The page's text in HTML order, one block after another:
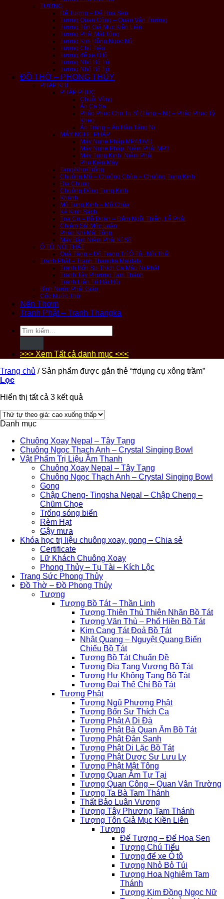
TƯỢNG
Đế Tượng – Đế Hoa Sen
Tượng Quan Công – Quan Vân Trường
Tượng Tôn Giả Mục Kiền Liên
Tượng Phật Mật Tông
Tượng Kim Đồng Ngọc Nữ
Tượng Chú Tiểu
Tượng để xe Ô tô
Tượng Nhỏ Bỏ Túi
Tượng Nhỏ Bỏ Túi
ĐỒ THỜ – PHONG THỦY
PHÁP KHÍ
PHÁP PHỤC
Chuỗi Vòng
Áo Cà Sa
Pháp Phục Cho Tu Sĩ (Tăng – Ni) – Pháp Phục Tỳ
Kheo
Áo Tràng – Áo Hậu Tăng Ni
MÁY NGHE PHÁP
Máy Nghe Pháp MP4/DVD
Máy Nghe Pháp, Niệm Phật MP3
Máy Tụng Kinh, Niệm Phật
Phụ Kiện Máy
Tang/Khơ/Trống
Chuông Mõ – Chuông Chùa – Chuông Tụng Kinh
Địa Chung
Chuông Đồng Tụng Kinh
Khánh
Mõ Tụng Kinh – Mõ Chùa
Kệ Kinh Sách
Tọa Cụ – Bồ Đoàn – Đệm Ngồi Thiền, Lễ Phật
Chiêm Sát Mộc Luân
Pháp Khí Mật Tông
Máy Bấm Niệm Phật Kí Số
Ô TÔ, NỘI THẤT
Quà Tặng – Đồ Trang Trí Ô Tô , Nội Thất
Tranh Phật – Tranh Thangka Maldala
Tranh Bổn Sư Thích Ca Mâu Ni Phật
Tranh Tây Phương Tam Thánh
Tranh Liên Trì Hải Hội
Bình Nước Phật Giáo
Cốc Nước Thờ
Nến Thơm
Tranh Phật – Tranh Thangka
Tìm
kiếm:
>>> Xem Tất cả danh mục <<<
Trang chủ /Sản phẩm được gắn thẻ “#dụng cụ xông trầm”
Lọc
Hiển thị tất cả 3 kết quả
Danh mục
Chuông Xoay Nepal – Tây Tạng
Chuông Ngọc Thạch Anh – Crystal Singing Bowl
Vật Phẩm Trị Liệu Âm Thanh
Chuông Xoay Nepal – Tây Tạng
Chuông Ngọc Thạch Anh – Crystal Singing Bowl
Gong
Chập Cheng- Tingsha Nepal – Chập Cheng –
Chũm Chọe
Trống sóng biển
Rèm Hạt
Gậy mưa
Khóa học trị liệu chuông xoay, gong – Chia sẻ
Certificate
Lữ Khách Chuông Xoay
Phong Thủy – Tụ Tài – Kích Lộc
Trang Sức Phong Thủy
Đồ Thờ – Đồ Phong Thủy
Tượng
Tượng Bồ Tát – Thần Linh
Tượng Thiên Thủ Thiên Nhãn Bồ Tát
Tượng Văn Thù – Phổ Hiền Bồ Tát
Kim Cang Tát Đoả Bồ Tát
Nhật Quang – Nguyệt Quang Biến
Chiếu Bồ Tát
Tượng Bồ Tát Chuẩn Đề
Tượng Địa Tạng Vương Bồ Tát
Tượng Hư Không Tạng Bồ Tát
Tượng Đại Thế Chí Bồ Tát
Tượng Phật
Tượng Ngũ Phương Phật
Tượng Bổn Sư Thích Ca
Tượng Phật A Di Đà
Tượng Phật Bà Quan Âm Bồ Tát
Tượng Phật Đản Sanh
Tượng Phật Di Lặc Bồ Tát
Tượng Phật Dược Sư Lưu Ly
Tượng Phật Mật Tông
Tượng Quan Âm Tự Tại
Tượng Quan Công – Quan Vân Trường
Tượng Ta Bà Tam Thánh
Thất Bảo Luân Vương
Tượng Tây Phương Tam Thánh
Tượng Tôn Giả Mục Kiền Liên
Tượng
Đế Tượng – Đế Hoa Sen
Tượng Chú Tiểu
Tượng để xe Ô tô
Tượng Nhỏ Bỏ Túi
Tượng Hoa Nghiêm Tam
Thánh
Tượng Kim Đồng Ngọc Nữ